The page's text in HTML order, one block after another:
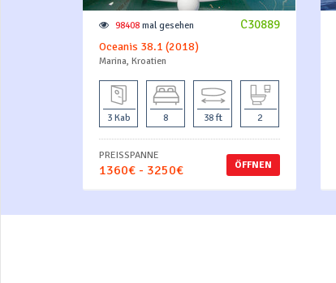
C30889
98408 mal gesehen
Oceanis 38.1 (2018)
Marina, Kroatien
3 Kab 8 38 ft 2
ÖFFNEN
PREISSPANNE
1360€ - 3250€